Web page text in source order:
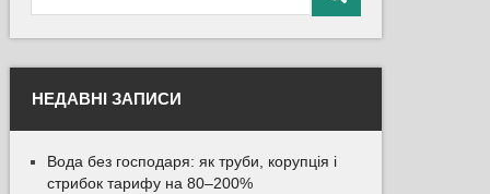
НЕДАВНІ ЗАПИСИ
Вода без господаря: як труби, корупція і
стрибок тарифу на 80–200%